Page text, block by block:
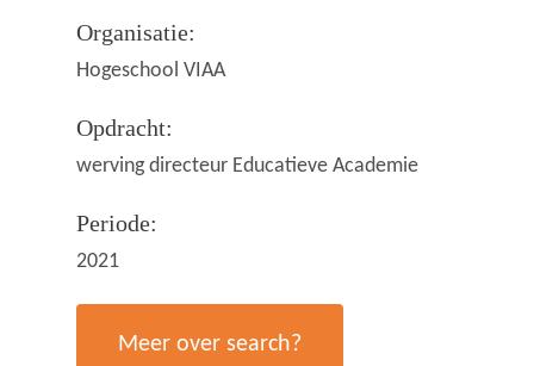
Organisatie:
Hogeschool VIAA
Opdracht:
werving directeur Educatieve Academie
Periode:
2021
Meer over search?